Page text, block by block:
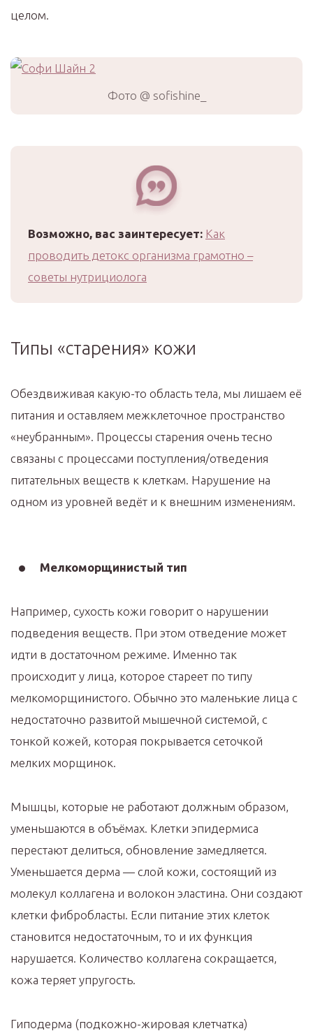
целом. ⠀
Фото @ sofishine_
Возможно, вас заинтересует: Как
проводить детокс организма грамотно –
советы нутрициолога
Типы «старения» кожи
Обездвиживая какую-то область тела, мы лишаем её
питания и оставляем межклеточное пространство
«неубранным». Процессы старения очень тесно
связаны с процессами поступления/отведения
питательных веществ к клеткам. Нарушение на
одном из уровней ведёт и к внешним изменениям.
Мелкоморщинистый тип
Например, сухость кожи говорит о нарушении
подведения веществ. При этом отведение может
идти в достаточном режиме. Именно так
происходит у лица, которое стареет по типу
мелкоморщинистого. Обычно это маленькие лица с
недостаточно развитой мышечной системой, с
тонкой кожей, которая покрывается сеточкой
мелких морщинок.
Мышцы, которые не работают должным образом,
уменьшаются в объёмах. Клетки эпидермиса
перестают делиться, обновление замедляется.
Уменьшается дерма — слой кожи, состоящий из
молекул коллагена и волокон эластина. Они создают
клетки фибробласты. Если питание этих клеток
становится недостаточным, то и их функция
нарушается. Количество коллагена сокращается,
кожа теряет упругость.
Гиподерма (подкожно-жировая клетчатка)